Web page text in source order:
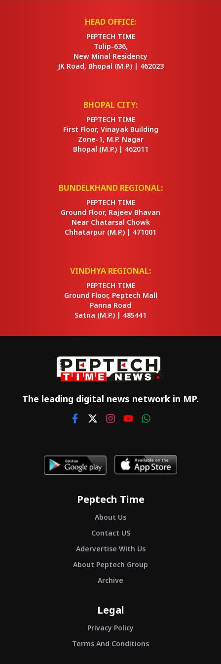
HEAD OFFICE:
PEPTECH TIME
Tulip-636,
New Minal Residency
JK Road, Bhopal (M.P.) | 462023
BHOPAL CITY:
PEPTECH TIME
First Floor, Vinayak Building
Zone-1, M.P. Nagar
Bhopal (M.P.) | 462011
BUNDELKHAND REGIONAL:
PEPTECH TIME
Ground Floor, Rajeev Bhavan
Near Chatarsal Chowk
Chhatarpur (M.P.) | 471001
VINDHYA REGIONAL:
PEPTECH TIME
Ground Floor, Peptech Mall
Panna Road
Satna (M.P.) | 485441
The leading digital news network in MP.
Peptech Time
About Us
Contact US
Adervertise With Us
About Peptech Group
Archive
Legal
Privacy Policy
Terms And Conditions